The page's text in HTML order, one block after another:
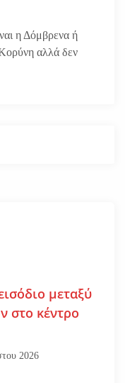
η Δόμβρενα ή
αλλά δεν
μεταξύ
στο κέντρο
2026